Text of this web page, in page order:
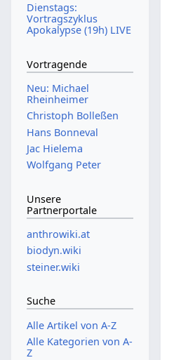
Dienstags:
Vortragszyklus
Apokalypse (19h) LIVE
Vortragende
Neu: Michael
Rheinheimer
Christoph Bolleßen
Hans Bonneval
Jac Hielema
Wolfgang Peter
Unsere
Partnerportale
anthrowiki.at
biodyn.wiki
steiner.wiki
Suche
Alle Artikel von A-Z
Alle Kategorien von A-
Z